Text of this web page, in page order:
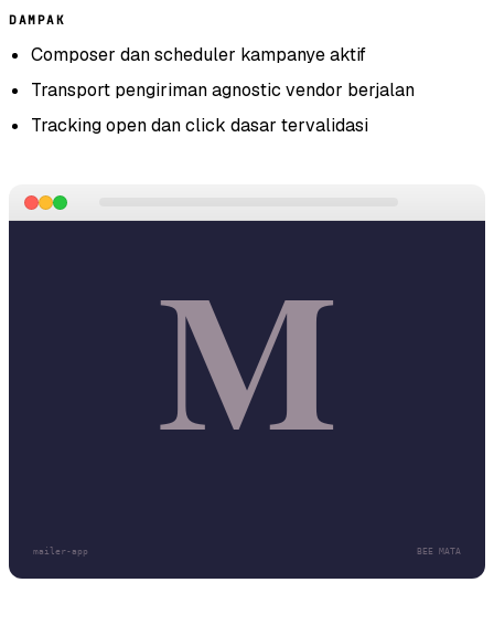
DAMPAK
Composer dan scheduler kampanye aktif
Transport pengiriman agnostic vendor berjalan
Tracking open dan click dasar tervalidasi